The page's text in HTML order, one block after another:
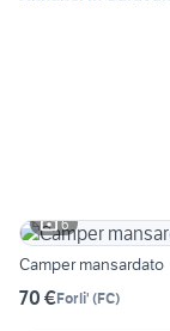
6
Camper mansardato
70 €Forli' (FC)